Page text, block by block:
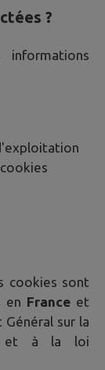
?
cookies sont
en Franceet
sur la
et à la loi